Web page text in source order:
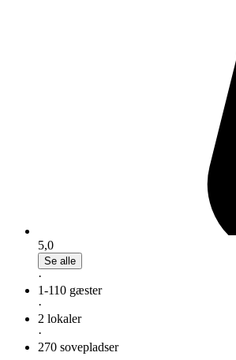
5,0
Se alle
·
1-110 gæster
·
2 lokaler
·
270 sovepladser